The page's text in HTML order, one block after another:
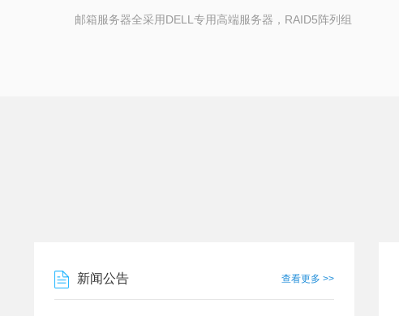
邮箱服务器全采用DELL专用高端服务器，RAID5阵列组
查看更多 >>
新闻公告